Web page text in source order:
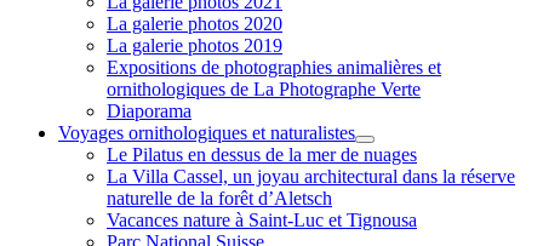
La galerie photos 2020
La galerie photos 2019
Expositions de photographies animalières et
ornithologiques de La Photographe Verte
Diaporama
Voyages ornithologiques et naturalistes
ouvrir
menu
Le Pilatus en dessus de la mer de nuages
La Villa Cassel, un joyau architectural dans la réserve
naturelle de la forêt d’Aletsch
Vacances nature à Saint-Luc et Tignousa
Parc National Suisse